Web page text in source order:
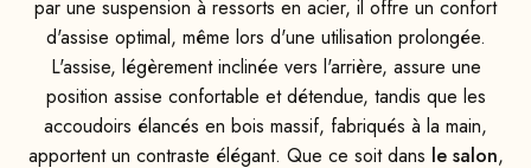
par une suspension à ressorts en acier, il offre un confort
d'assise optimal, même lors d'une utilisation prolongée.
L'assise, légèrement inclinée vers l'arrière, assure une
position assise confortable et détendue, tandis que les
accoudoirs élancés en bois massif, fabriqués à la main,
apportent un contraste élégant. Que ce soit dans le salon,